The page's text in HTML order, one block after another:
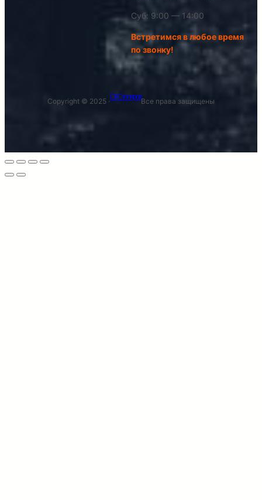
Суб: 9:00 — 14:00
Встретимся в любое время
по звонку!
Copyright © 2025 ·
СК Столяров
Все права защищены